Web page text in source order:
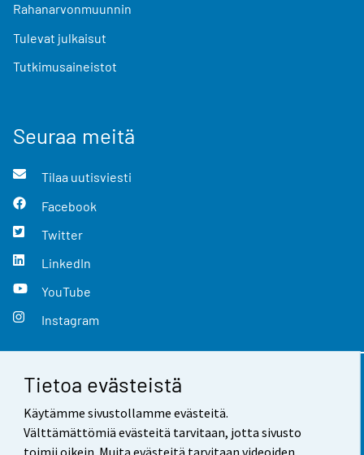
Tietoa evästeistä
Käytämme sivustollamme evästeitä.
Välttämättömiä evästeitä tarvitaan, jotta sivusto
Rahanarvonmuunnin
Tulevat julkaisut
Tutkimusaineistot
Seuraa meitä
Tilaa uutisviesti
Facebook
Twitter
LinkedIn
YouTube
Instagram
Yhteystiedot
Palaute